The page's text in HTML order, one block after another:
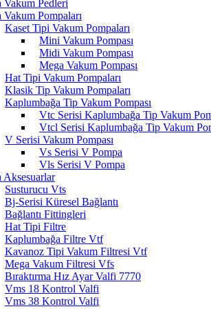
Vakum Pedleri
Vakum Pompaları
Kaset Tipi Vakum Pompaları
Mini Vakum Pompası
Midi Vakum Pompası
Mega Vakum Pompası
Hat Tipi Vakum Pompaları
Klasik Tip Vakum Pompaları
Kaplumbağa Tip Vakum Pompası
Vtc Serisi Kaplumbağa Tip Vakum
Vtcl Serisi Kaplumbağa Tip Vakum
V Serisi Vakum Pompası
Vs Serisi V Pompa
Vls Serisi V Pompa
Aksesuarlar
Susturucu Vts
Bj-Serisi Küresel Bağlantı
Bağlantı Fittingleri
Hat Tipi Filtre
Kaplumbağa Filtre Vtf
Kavanoz Tipi Vakum Filtresi Vtf
Mega Vakum Filtresi Vfs
Bıraktırma Hız Ayar Valfi 7770
Vms 18 Kontrol Valfi
Vms 38 Kontrol Valfi